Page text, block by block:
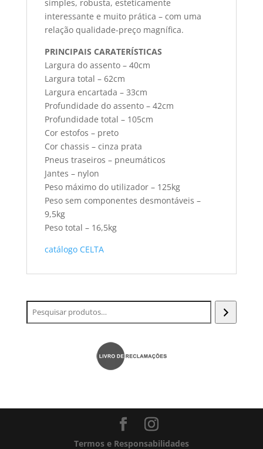
simples, robusta, esteticamente
interessante e muito prática – com uma
relação qualidade-preço magnífica.
PRINCIPAIS CARATERÍSTICAS
Largura do assento – 40cm
Largura total – 62cm
Largura encartada – 33cm
Profundidade do assento – 42cm
Profundidade total – 105cm
Cor estofos – preto
Cor chassis – cinza prata
Pneus traseiros – pneumáticos
Jantes – nylon
Peso máximo do utilizador – 125kg
Peso sem componentes desmontáveis –
9,5kg
Peso total – 16,5kg
catálogo CELTA
Termos e Responsabilidades